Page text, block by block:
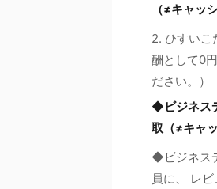
（≠キャッ
2. ひすいこ
酬として0
ださい。）
◆ビジネス
取（≠キャ
◆ビジネス
員に、 レ